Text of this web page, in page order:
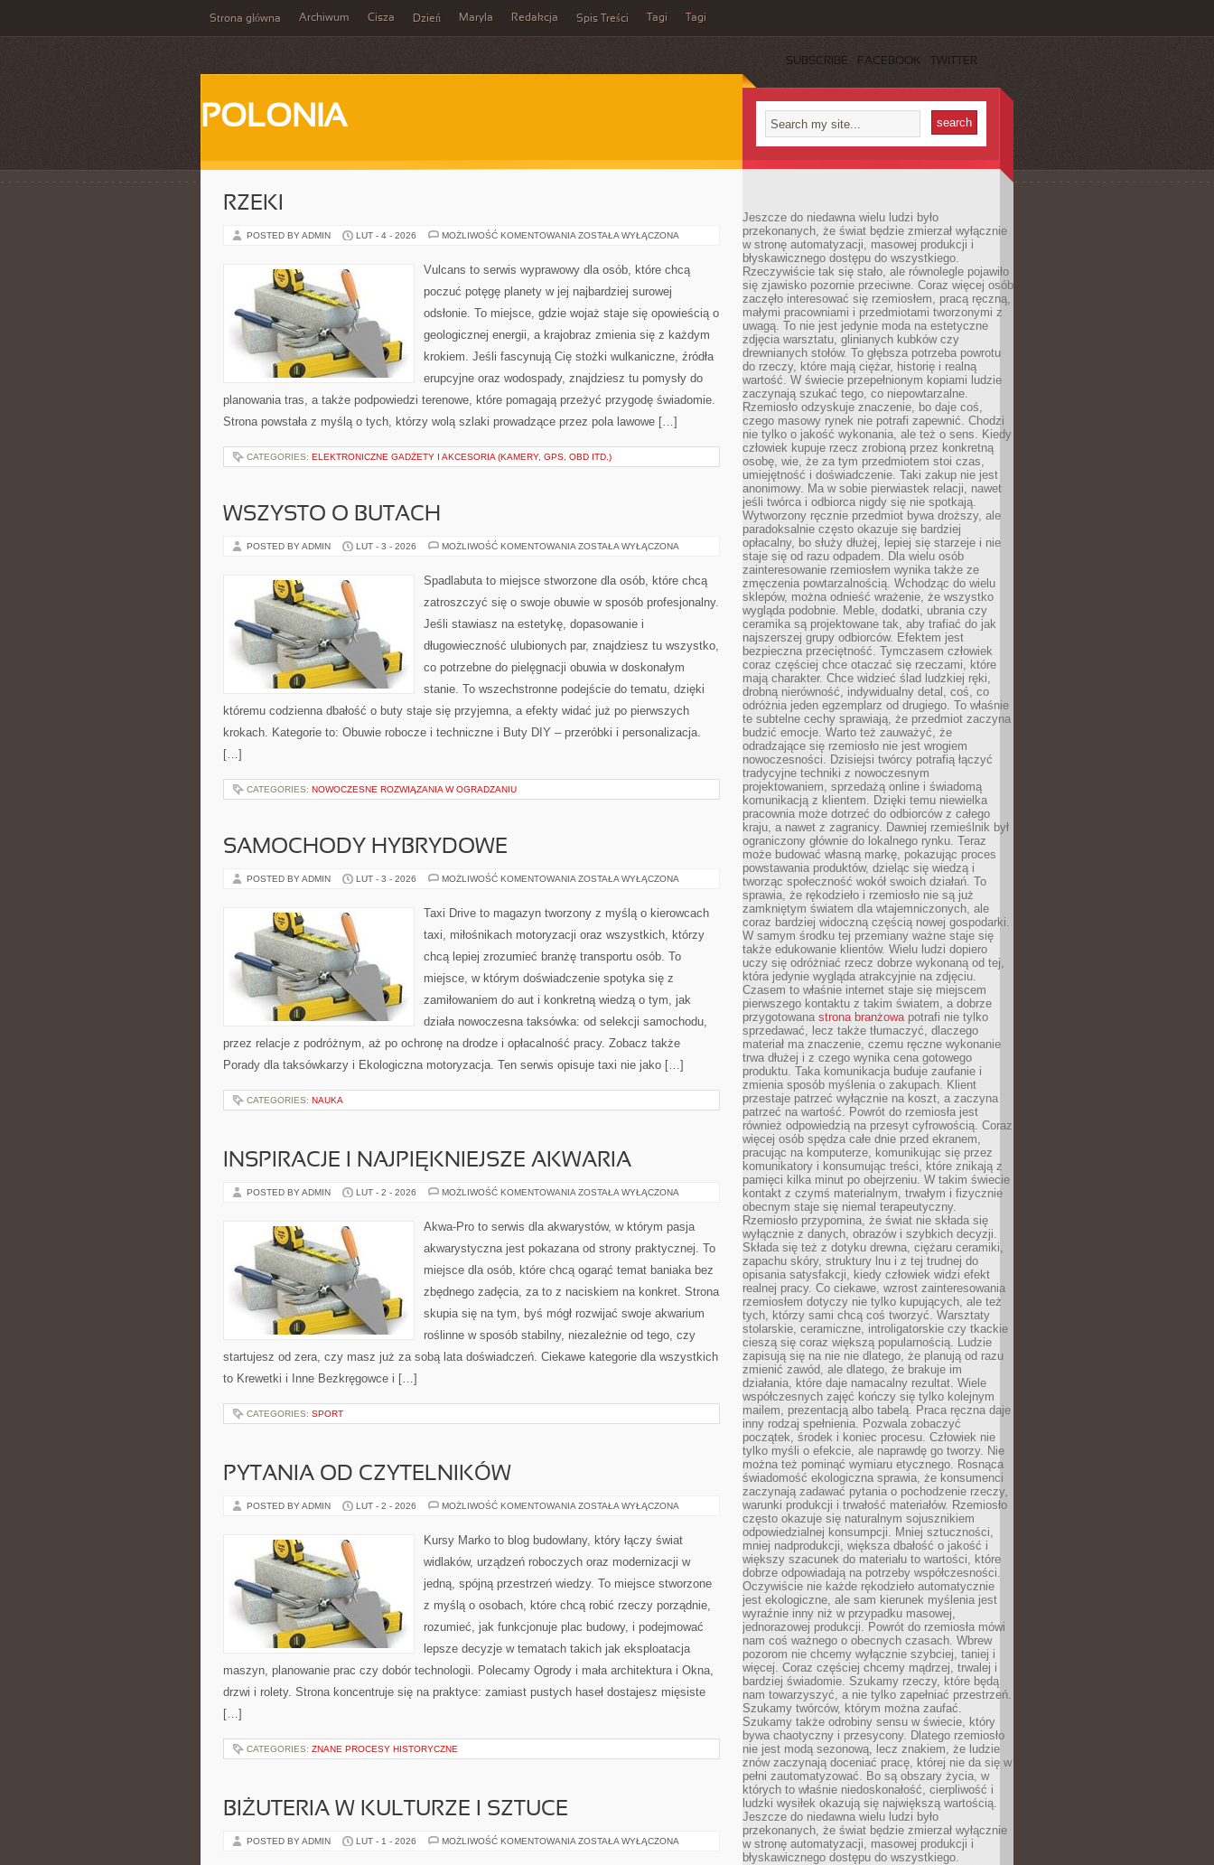
Strona główna Archiwum Cisza Dzień Maryla Redakcja Spis Treści Tagi Tagi
SUBSCRIBE FACEBOOK TWITTER
POLONIA
RZEKI
POSTED BY ADMIN LUT - 4 - 2026 MOŻLIWOŚĆ KOMENTOWANIA RZEKI
ZOSTAŁA WYŁĄCZONA
Vulcans to serwis wyprawowy dla osób, które chcą
poczuć potęgę planety w jej najbardziej surowej
odsłonie. To miejsce, gdzie wojaż staje się opowieścią o
geologicznej energii, a krajobraz zmienia się z każdym
krokiem. Jeśli fascynują Cię stożki wulkaniczne, źródła
erupcyjne oraz wodospady, znajdziesz tu pomysły do
planowania tras, a także podpowiedzi terenowe, które pomagają przeżyć przygodę świadomie.
Strona powstała z myślą o tych, którzy wolą szlaki prowadzące przez pola lawowe […]
CATEGORIES: ELEKTRONICZNE GADŻETY I AKCESORIA (KAMERY, GPS, OBD ITD.)
WSZYSTO O BUTACH
POSTED BY ADMIN LUT - 3 - 2026 MOŻLIWOŚĆ KOMENTOWANIA WSZYSTO
ZOSTAŁA WYŁĄCZONA
Spadlabuta to miejsce stworzone dla osób, które chcą
zatroszczyć się o swoje obuwie w sposób profesjonalny.
Jeśli stawiasz na estetykę, dopasowanie i
długowieczność ulubionych par, znajdziesz tu wszystko,
co potrzebne do pielęgnacji obuwia w doskonałym
stanie. To wszechstronne podejście do tematu, dzięki
któremu codzienna dbałość o buty staje się przyjemna, a efekty widać już po pierwszych
krokach. Kategorie to: Obuwie robocze i techniczne i Buty DIY – przeróbki i personalizacja.
[…]
CATEGORIES: NOWOCZESNE ROZWIĄZANIA W OGRADZANIU
SAMOCHODY HYBRYDOWE
POSTED BY ADMIN LUT - 3 - 2026 MOŻLIWOŚĆ KOMENTOWANIA SAMOCHODY
ZOSTAŁA WYŁĄCZONA
Taxi Drive to magazyn tworzony z myślą o kierowcach
taxi, miłośnikach motoryzacji oraz wszystkich, którzy
chcą lepiej zrozumieć branżę transportu osób. To
miejsce, w którym doświadczenie spotyka się z
zamiłowaniem do aut i konkretną wiedzą o tym, jak
działa nowoczesna taksówka: od selekcji samochodu,
przez relacje z podróżnym, aż po ochronę na drodze i opłacalność pracy. Zobacz także
Porady dla taksówkarzy i Ekologiczna motoryzacja. Ten serwis opisuje taxi nie jako […]
CATEGORIES: NAUKA
INSPIRACJE I NAJPIĘKNIEJSZE AKWARIA
POSTED BY ADMIN LUT - 2 - 2026 MOŻLIWOŚĆ KOMENTOWANIA INSPIRACJE
AKWARIA
ZOSTAŁA WYŁĄCZONA
Akwa-Pro to serwis dla akwarystów, w którym pasja
akwarystyczna jest pokazana od strony praktycznej. To
miejsce dla osób, które chcą ogarąć temat baniaka bez
zbędnego zadęcia, za to z naciskiem na konkret. Strona
skupia się na tym, byś mógł rozwijać swoje akwarium
roślinne w sposób stabilny, niezależnie od tego, czy
startujesz od zera, czy masz już za sobą lata doświadczeń. Ciekawe kategorie dla wszystkich
to Krewetki i Inne Bezkręgowce i […]
CATEGORIES: SPORT
PYTANIA OD CZYTELNIKÓW
POSTED BY ADMIN LUT - 2 - 2026 MOŻLIWOŚĆ KOMENTOWANIA PYTANIA
ZOSTAŁA WYŁĄCZONA
Kursy Marko to blog budowlany, który łączy świat
widlaków, urządzeń roboczych oraz modernizacji w
jedną, spójną przestrzeń wiedzy. To miejsce stworzone
z myślą o osobach, które chcą robić rzeczy porządnie,
rozumieć, jak funkcjonuje plac budowy, i podejmować
lepsze decyzje w tematach takich jak eksploatacja
maszyn, planowanie prac czy dobór technologii. Polecamy Ogrody i mała architektura i Okna,
drzwi i rolety. Strona koncentruje się na praktyce: zamiast pustych haseł dostajesz mięsiste
[…]
CATEGORIES: ZNANE PROCESY HISTORYCZNE
BIŻUTERIA W KULTURZE I SZTUCE
POSTED BY ADMIN LUT - 1 - 2026 MOŻLIWOŚĆ KOMENTOWANIA BIŻUTERIA
ZOSTAŁA WYŁĄCZONA
Jeszcze do niedawna wielu ludzi było
przekonanych, że świat będzie zmierzał wyłącznie
w stronę automatyzacji, masowej produkcji i
błyskawicznego dostępu do wszystkiego.
Rzeczywiście tak się stało, ale równolegle pojawiło
się zjawisko pozornie przeciwne. Coraz więcej osób
zaczęło interesować się rzemiosłem, pracą ręczną,
małymi pracowniami i przedmiotami tworzonymi z
uwagą. To nie jest jedynie moda na estetyczne
zdjęcia warsztatu, glinianych kubków czy
drewnianych stołów. To głębsza potrzeba powrotu
do rzeczy, które mają ciężar, historię i realną
wartość. W świecie przepełnionym kopiami ludzie
zaczynają szukać tego, co niepowtarzalne.
Rzemiosło odzyskuje znaczenie, bo daje coś,
czego masowy rynek nie potrafi zapewnić. Chodzi
nie tylko o jakość wykonania, ale też o sens. Kiedy
człowiek kupuje rzecz zrobioną przez konkretną
osobę, wie, że za tym przedmiotem stoi czas,
umiejętność i doświadczenie. Taki zakup nie jest
anonimowy. Ma w sobie pierwiastek relacji, nawet
jeśli twórca i odbiorca nigdy się nie spotkają.
Wytworzony ręcznie przedmiot bywa droższy, ale
paradoksalnie często okazuje się bardziej
opłacalny, bo służy dłużej, lepiej się starzeje i nie
staje się od razu odpadem. Dla wielu osób
zainteresowanie rzemiosłem wynika także ze
zmęczenia powtarzalnością. Wchodząc do wielu
sklepów, można odnieść wrażenie, że wszystko
wygląda podobnie. Meble, dodatki, ubrania czy
ceramika są projektowane tak, aby trafiać do jak
najszerszej grupy odbiorców. Efektem jest
bezpieczna przeciętność. Tymczasem człowiek
coraz częściej chce otaczać się rzeczami, które
mają charakter. Chce widzieć ślad ludzkiej ręki,
drobną nierówność, indywidualny detal, coś, co
odróżnia jeden egzemplarz od drugiego. To właśnie
te subtelne cechy sprawiają, że przedmiot zaczyna
budzić emocje. Warto też zauważyć, że
odradzające się rzemiosło nie jest wrogiem
nowoczesności. Dzisiejsi twórcy potrafią łączyć
tradycyjne techniki z nowoczesnym
projektowaniem, sprzedażą online i świadomą
komunikacją z klientem. Dzięki temu niewielka
pracownia może dotrzeć do odbiorców z całego
kraju, a nawet z zagranicy. Dawniej rzemieślnik był
ograniczony głównie do lokalnego rynku. Teraz
może budować własną markę, pokazując proces
powstawania produktów, dzieląc się wiedzą i
tworząc społeczność wokół swoich działań. To
sprawia, że rękodzieło i rzemiosło nie są już
zamkniętym światem dla wtajemniczonych, ale
coraz bardziej widoczną częścią nowej gospodarki.
W samym środku tej przemiany ważne staje się
także edukowanie klientów. Wielu ludzi dopiero
uczy się odróżniać rzecz dobrze wykonaną od tej,
która jedynie wygląda atrakcyjnie na zdjęciu.
Czasem to właśnie internet staje się miejscem
pierwszego kontaktu z takim światem, a dobrze
przygotowana strona branżowapotrafi nie tylko
sprzedawać, lecz także tłumaczyć, dlaczego
materiał ma znaczenie, czemu ręczne wykonanie
trwa dłużej i z czego wynika cena gotowego
produktu. Taka komunikacja buduje zaufanie i
zmienia sposób myślenia o zakupach. Klient
przestaje patrzeć wyłącznie na koszt, a zaczyna
patrzeć na wartość. Powrót do rzemiosła jest
również odpowiedzią na przesyt cyfrowością. Coraz
więcej osób spędza całe dnie przed ekranem,
pracując na komputerze, komunikując się przez
komunikatory i konsumując treści, które znikają z
pamięci kilka minut po obejrzeniu. W takim świecie
kontakt z czymś materialnym, trwałym i fizycznie
obecnym staje się niemal terapeutyczny.
Rzemiosło przypomina, że świat nie składa się
wyłącznie z danych, obrazów i szybkich decyzji.
Składa się też z dotyku drewna, ciężaru ceramiki,
zapachu skóry, struktury lnu i z tej trudnej do
opisania satysfakcji, kiedy człowiek widzi efekt
realnej pracy. Co ciekawe, wzrost zainteresowania
rzemiosłem dotyczy nie tylko kupujących, ale też
tych, którzy sami chcą coś tworzyć. Warsztaty
stolarskie, ceramiczne, introligatorskie czy tkackie
cieszą się coraz większą popularnością. Ludzie
zapisują się na nie nie dlatego, że planują od razu
zmienić zawód, ale dlatego, że brakuje im
działania, które daje namacalny rezultat. Wiele
współczesnych zajęć kończy się tylko kolejnym
mailem, prezentacją albo tabelą. Praca ręczna daje
inny rodzaj spełnienia. Pozwala zobaczyć
początek, środek i koniec procesu. Człowiek nie
tylko myśli o efekcie, ale naprawdę go tworzy. Nie
można też pominąć wymiaru etycznego. Rosnąca
świadomość ekologiczna sprawia, że konsumenci
zaczynają zadawać pytania o pochodzenie rzeczy,
warunki produkcji i trwałość materiałów. Rzemiosło
często okazuje się naturalnym sojusznikiem
odpowiedzialnej konsumpcji. Mniej sztuczności,
mniej nadprodukcji, większa dbałość o jakość i
większy szacunek do materiału to wartości, które
dobrze odpowiadają na potrzeby współczesności.
Oczywiście nie każde rękodzieło automatycznie
jest ekologiczne, ale sam kierunek myślenia jest
wyraźnie inny niż w przypadku masowej,
jednorazowej produkcji. Powrót do rzemiosła mówi
nam coś ważnego o obecnych czasach. Wbrew
pozorom nie chcemy wyłącznie szybciej, taniej i
więcej. Coraz częściej chcemy mądrzej, trwalej i
bardziej świadomie. Szukamy rzeczy, które będą
nam towarzyszyć, a nie tylko zapełniać przestrzeń.
Szukamy twórców, którym można zaufać.
Szukamy także odrobiny sensu w świecie, który
bywa chaotyczny i przesycony. Dlatego rzemiosło
nie jest modą sezonową, lecz znakiem, że ludzie
znów zaczynają doceniać pracę, której nie da się w
pełni zautomatyzować. Bo są obszary życia, w
których to właśnie niedoskonałość, cierpliwość i
ludzki wysiłek okazują się największą wartością.
Jeszcze do niedawna wielu ludzi było
przekonanych, że świat będzie zmierzał wyłącznie
w stronę automatyzacji, masowej produkcji i
błyskawicznego dostępu do wszystkiego.